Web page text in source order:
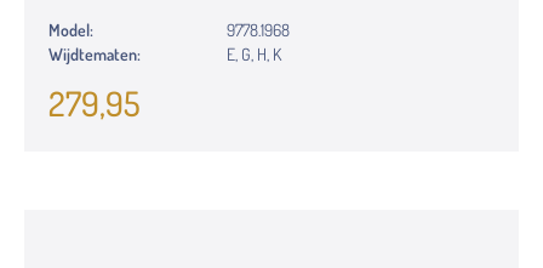
Model:
9778.1968
Wijdtematen:
E, G, H, K
279,95